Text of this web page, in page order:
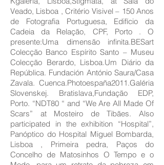
Veado, Lisboa , Critério Visivel – 150 Anos
de Fotografia Portuguesa, Edifício da
Cadeia da Relação, CPF, Porto . O
presente:Uma dimensão infinita.BESart
Colecção Banco Espírito Santo – Museu
Colecção Berardo, Lisboa.Um Diário da
República. Fundación António Saura/Casa
Zavala. Cuenca.Photoespaña2011.Galéria
Slovenskej. Bratislava,Fundação EDP,
Porto. “NDT80 “ and “We Are All Made Of
Scars” at Mosteiro de Tibães. Also
participated in the exhibition “Hospital”,
Panóptico do Hospital Miguel Bombarda,
Lisboa , Primeira pedra, Paços do
Concelho de Matosinhos O Tempo e o